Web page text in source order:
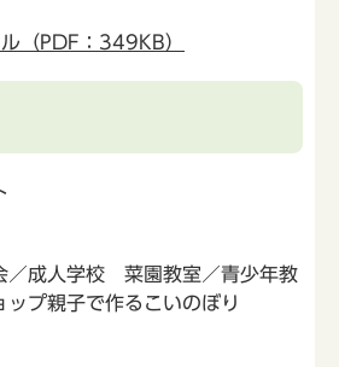
（PDF：349KB）
／成人学校 菜園教室／青少年教
プ親子で作るこいのぼり